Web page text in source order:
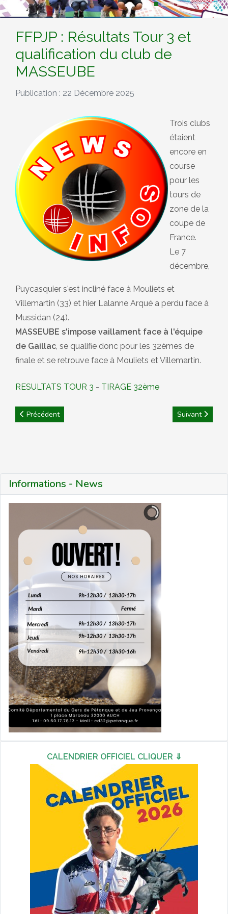
Informations - News
CALENDRIER OFFICIEL CLIQUER ⇓
FFPJP : Résultats Tour 3 et
qualification du club de
MASSEUBE
Publication : 22 Décembre 2025
Trois clubs
étaient
encore en
course
pour les
tours de
zone de la
coupe de
France.
Le 7
décembre,
Puycasquier s'est incliné face à Mouliets et
Villemartin (33) et hier Lalanne Arqué a perdu face à
Mussidan (24).
MASSEUBE s'impose vaillament face à l'équipe
de Gaillac , se qualifie donc pour les 32èmes de
finale et se retrouve face à Mouliets et Villemartin.
RESULTATS TOUR 3 - TIRAGE 32ème
Article précédent : CD32 : tirage du 1er tour de la coupe de
Précédent Article suivant
Suivant